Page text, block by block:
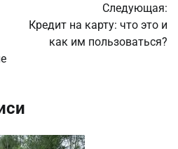
Следующая:
Кредит на карту: что это и
как им пользоваться?